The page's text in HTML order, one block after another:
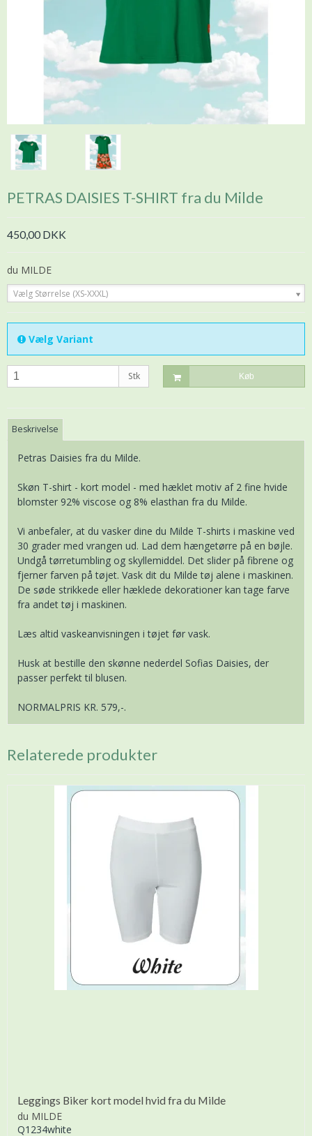
PETRAS DAISIES T-SHIRT fra du Milde
450,00 DKK
du MILDE
Vælg Størrelse (XS-XXXL)
Vælg Variant
Stk Køb
Beskrivelse
Petras Daisies fra du Milde.
Skøn T-shirt - kort model - med hæklet motiv af 2 fine hvide
blomster 92% viscose og 8% elasthan fra du Milde.
Vi anbefaler, at du vasker dine du Milde T-shirts i maskine ved
30 grader med vrangen ud. Lad dem hængetørre på en bøjle.
Undgå tørretumbling og skyllemiddel. Det slider på fibrene og
fjerner farven på tøjet. Vask dit du Milde tøj alene i maskinen.
De søde strikkede eller hæklede dekorationer kan tage farve
fra andet tøj i maskinen.
Læs altid vaskeanvisningen i tøjet før vask.
Husk at bestille den skønne nederdel Sofias Daisies, der
passer perfekt til blusen.
NORMALPRIS KR. 579,-.
Relaterede produkter
Leggings Biker kort model hvid fra du Milde
du MILDE
Q1234white